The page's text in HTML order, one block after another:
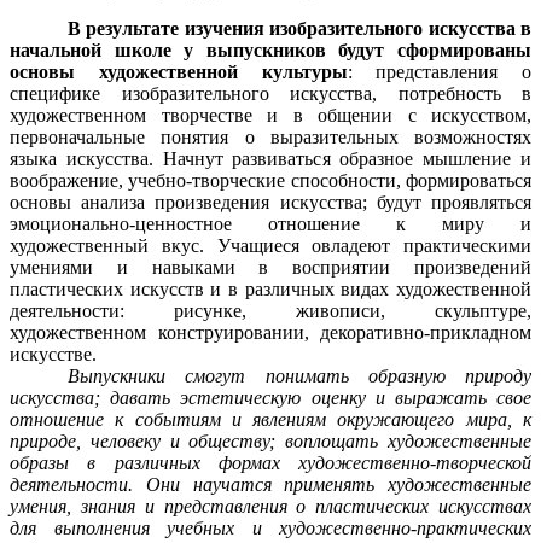
В результате изучения изобразительного искусства в
начальной школе у выпускников будут сформированы
основы художественной культуры: представления о
специфике изобразительного искусства, потребность в
художественном творчестве и в общении с искусством,
первоначальные понятия о выразительных возможностях
языка искусства. Начнут развиваться образное мышление и
воображение, учебно-творческие способности, формироваться
основы анализа произведения искусства; будут проявляться
эмоционально-ценностное отношение к миру и
художественный вкус. Учащиеся овладеют практическими
умениями и навыками в восприятии произведений
пластических искусств и в различных видах художественной
деятельности: рисунке, живописи, скульптуре,
художественном конструировании, декоративно-прикладном
искусстве.
Выпускники смогут понимать образную природу
искусства; давать эстетическую оценку и выражать свое
отношение к событиям и явлениям окружающего мира, к
природе, человеку и обществу; воплощать художественные
образы в различных формах художественно-творческой
деятельности. Они научатся применять художественные
умения, знания и представления о пластических искусствах
для выполнения учебных и художественно-практических